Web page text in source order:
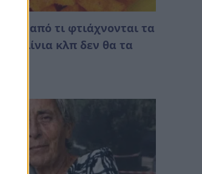
από τι φτιάχνονται τα
κλπ δεν θα τα